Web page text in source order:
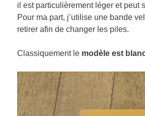
il est particulièrement léger et peut
Pour ma part, j’utilise une bande
retirer afin de changer les piles.
Classiquement le modèle est